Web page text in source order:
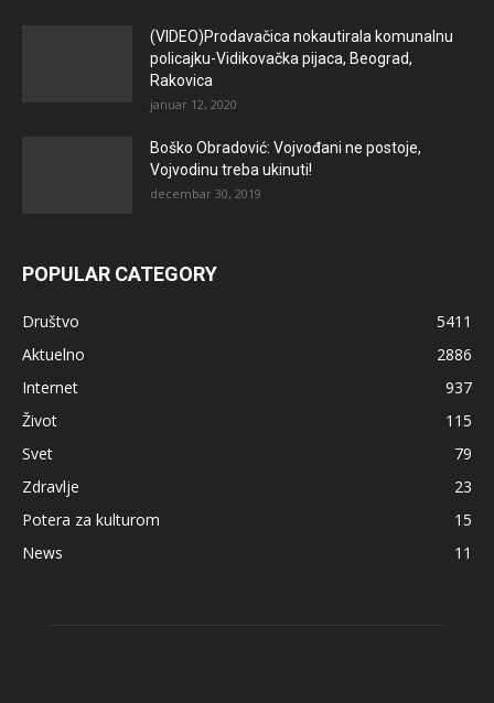
(VIDEO)Prodavačica nokautirala komunalnu
policajku-Vidikovačka pijaca, Beograd,
Rakovica
januar 12, 2020
Boško Obradović: Vojvođani ne postoje,
Vojvodinu treba ukinuti!
decembar 30, 2019
POPULAR CATEGORY
Društvo
5411
Aktuelno
2886
Internet
937
Život
115
Svet
79
Zdravlje
23
Potera za kulturom
15
News
11